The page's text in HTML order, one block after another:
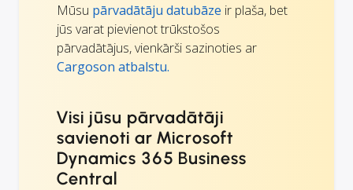
Mūsu pārvadātāju datubāze ir plaša, bet
jūs varat pievienot trūkstošos
pārvadātājus, vienkārši sazinoties ar
Cargoson atbalstu.
Visi jūsu pārvadātāji
savienoti ar Microsoft
Dynamics 365 Business
Central